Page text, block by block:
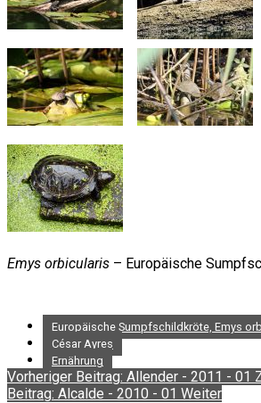
Emys orbicularis – Europäische
Europäische Sumpfschildkröte, Emys
César Ayres
Ernährung
Vorheriger Beitrag: Allender - 2011 - 01
Beitrag: Alcalde - 2010 - 01 Weiter